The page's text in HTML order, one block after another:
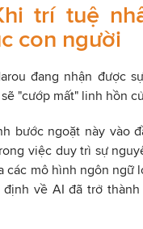
trí tuệ
con người
đang nhận được
"cướp mất" linh hồn
bước ngoặt này vào
việc duy trì sự
các mô hình ngôn ngữ
về AI đã trở